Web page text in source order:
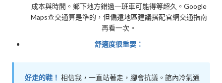
成本與時間。鄉下地方錯過一班車可能得等超久。Google
Maps查交通算是準的，但偏遠地區建議搭配官網交通指南
再看一次。
舒適度很重要：
好走的鞋！ 相信我，一直站著走，腳會抗議。館內冷氣通